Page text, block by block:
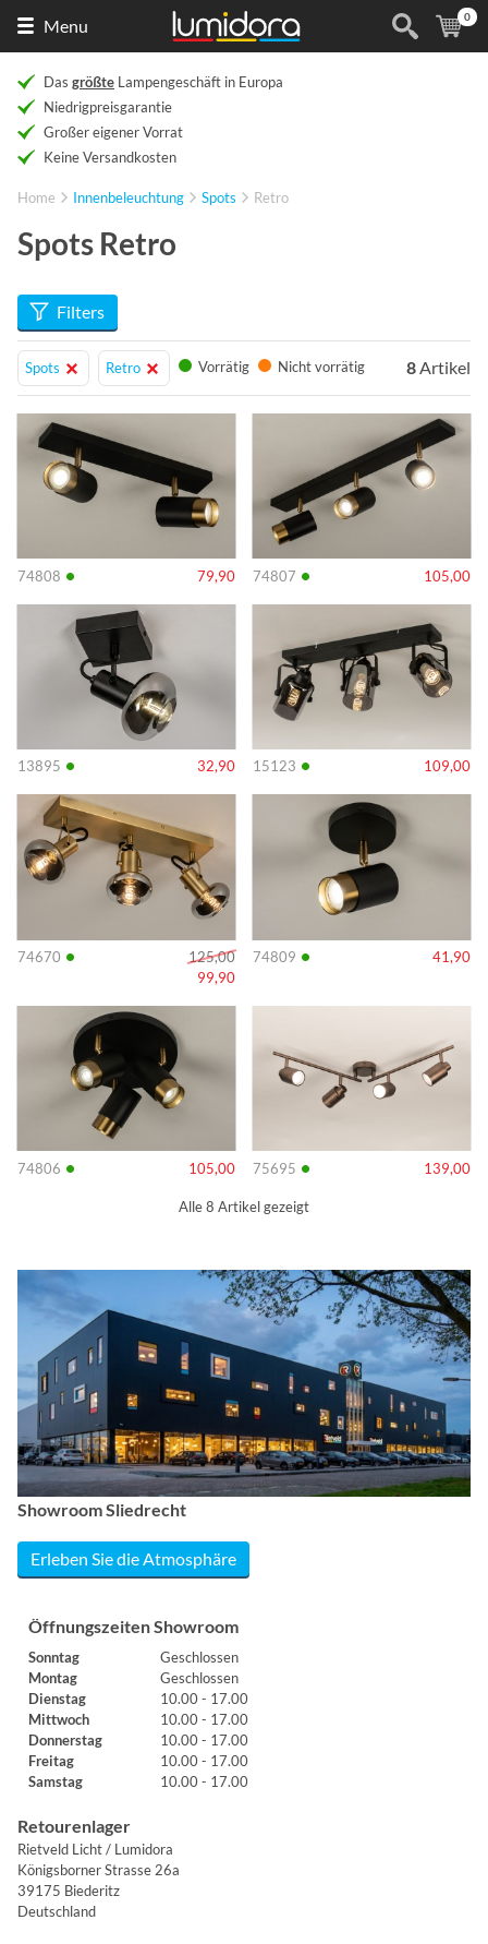
Menu (
0
Das größte Lampengeschäft in Europa
Niedrigpreisgarantie
Großer eigener Vorrat
Keine Versandkosten
Home Innenbeleuchtung Spots Retro
Spots Retro
Filters
Spots Retro Vorrätig Nicht vorrätig 8Artikel
74808 • 79,90
Info
74807 • 105,00
Info
13895 • 32,90
Info
15123 • 109,00
Info
74670 •
125,00
99,90
Info
74809 • 41,90
Info
74806 • 105,00
Info
75695 • 139,00
Info
Alle 8 Artikel gezeigt
Showroom Sliedrecht
Erleben Sie die Atmosphäre
Öffnungszeiten Showroom
Sonntag
Geschlossen
Montag
Geschlossen
Dienstag
10.00 - 17.00
Mittwoch
10.00 - 17.00
Donnerstag
10.00 - 17.00
Freitag
10.00 - 17.00
Samstag
10.00 - 17.00
Retourenlager
Rietveld Licht / Lumidora
Königsborner Strasse 26a
39175 Biederitz
Deutschland